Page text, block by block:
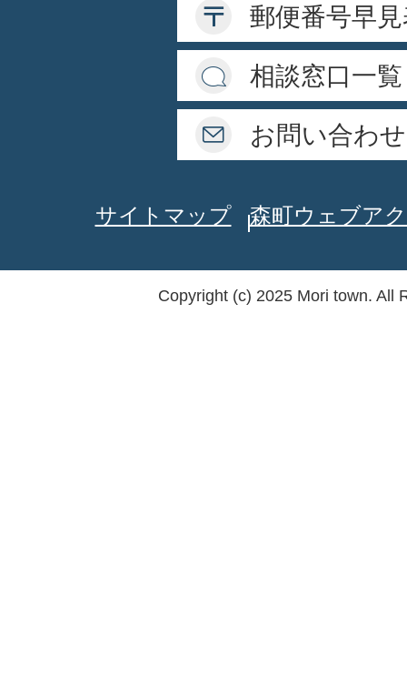
郵便番号早
相談窓口一覧
お問い合わせ
サイトマップ 森町ウェブア
Copyright (c) 2025 Mori town. All